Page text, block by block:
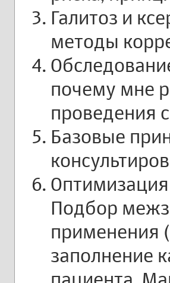
Галитоз и
методы
почему мне
проведения
Базовые
Оптимизация
Подбор
применения
заполнение